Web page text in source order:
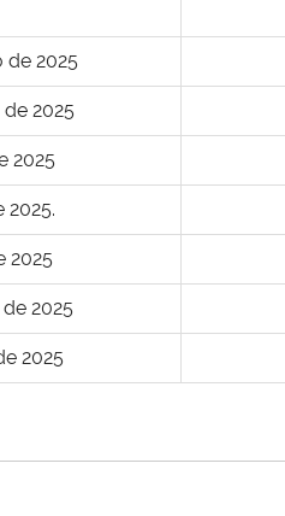
de 2025
2025
2025
2025.
2025
2025
2025